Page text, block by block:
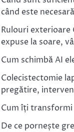
când este
Rulouri
expuse la soare,
Cum schimbă AI
Colecistectomie
pregătire,
Cum îți
De ce pornește